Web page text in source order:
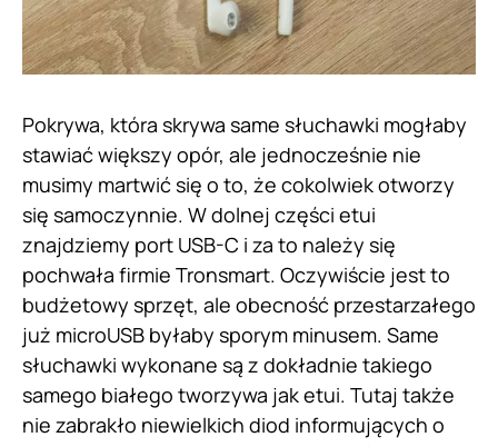
Pokrywa, która skrywa same słuchawki mogłaby
stawiać większy opór, ale jednocześnie nie
musimy martwić się o to, że cokolwiek otworzy
się samoczynnie. W dolnej części etui
znajdziemy port USB-C i za to należy się
pochwała firmie Tronsmart. Oczywiście jest to
budżetowy sprzęt, ale obecność przestarzałego
już microUSB byłaby sporym minusem. Same
słuchawki wykonane są z dokładnie takiego
samego białego tworzywa jak etui. Tutaj także
nie zabrakło niewielkich diod informujących o